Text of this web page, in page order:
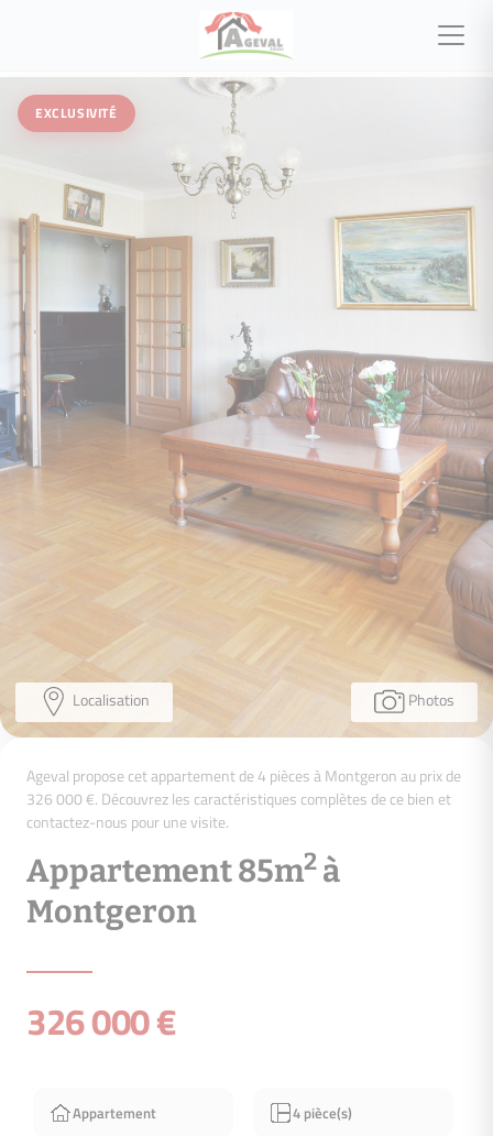
EXCLUSIVITÉ
Photos
Localisation
Ageval propose cet appartement de 4 pièces à Montgeron au prix de
326 000 €. Découvrez les caractéristiques complètes de ce bien et
contactez-nous pour une visite.
Appartement 85m2 à
Montgeron
326 000 €
Appartement 4 pièce(s)